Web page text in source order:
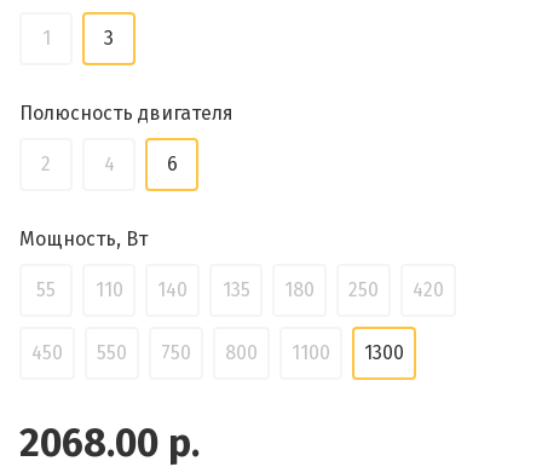
2068.00 р.
1 3
Полюсность двигателя
2 4 6
Мощность, Вт
55 110 140 135 180 250 420
450 550 750 800 1100 1300